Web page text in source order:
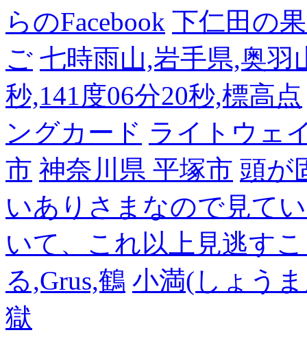
らのFacebook 下仁田の
ご 七時雨山,岩手県,奥羽
秒,141度06分20秒,標高点
ングカード ライトウェ
市 神奈川県 平塚市 頭が
いありさまなので見て
いて、これ以上見逃す
る,Grus,鶴 小満(しょう
獄